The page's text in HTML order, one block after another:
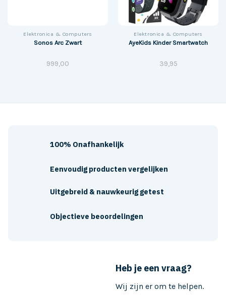
Elektronica & Computers
Sonos Arc Zwart
999,00
Elektronica & Computers
AyeKids Kinder Smartwatch
39,95
Heb je een vraag?
Wij zijn er om te helpen.
100% Onafhankelijk
Eenvoudig producten vergelijken
Uitgebreid & nauwkeurig getest
Objectieve beoordelingen